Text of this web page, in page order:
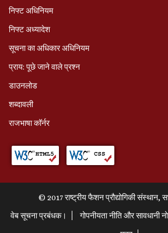
निफ्ट अधिनियम
निफ्ट अध्‍यादेश
सूचना का अधिकार अधिनियम
प्राय: पूछे जाने वाले प्रश्‍न
डाउनलोड
शब्दावली
राजभाषा कॉर्नर
© 2017 राष्ट्रीय फैशन प्रौद्योगिकी संस्थान,
वेब सूचना प्रबंधक।
गोपनीयता नीति और सावधानी